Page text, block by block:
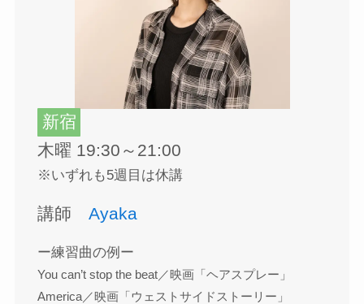
新宿
木曜 19:30～21:00
※いずれも5週目は休講
講師Ayaka
ー練習曲の例ー
You can’t stop the beat／映画「ヘアスプレー」
America／映画「ウェストサイドストーリー」